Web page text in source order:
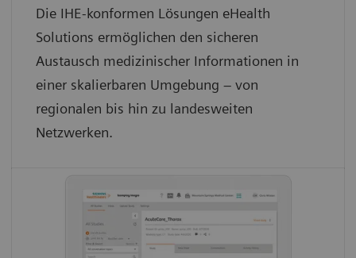
Die IHE-konformen Lösungen eHealth
Solutions ermöglichen den sicheren
Austausch medizinischer Informationen in
einer skalierbaren Umgebung – von
regionalen bis hin zu landesweiten
Netzwerken.